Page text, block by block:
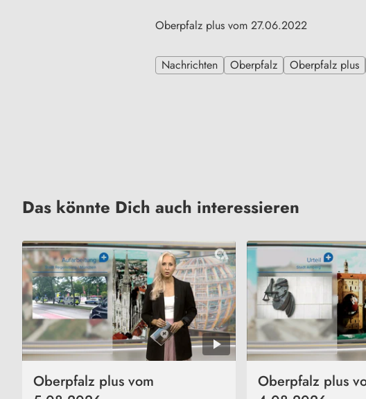
Oberpfalz plus vom 27.06.2022
Nachrichten Oberpfalz Oberpfalz plus
Das könnte Dich auch interessieren
Oberpfalz plus vom
Oberpfalz plus